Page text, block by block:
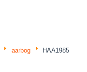
aarbog HAA1985